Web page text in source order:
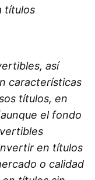
títulos
así
características
títulos, en
el fondo
en títulos
o calidad